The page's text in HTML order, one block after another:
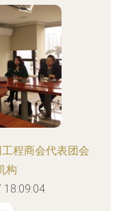
程商会代表团会
构
18:09:04